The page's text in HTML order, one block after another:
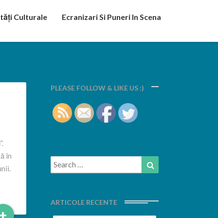
Culturale Ecranizari Si Puneri In Scena
în
+Read
PLEASE FOLLOW & LIKE US :)
Search
for:
ARTICOLE RECENTE